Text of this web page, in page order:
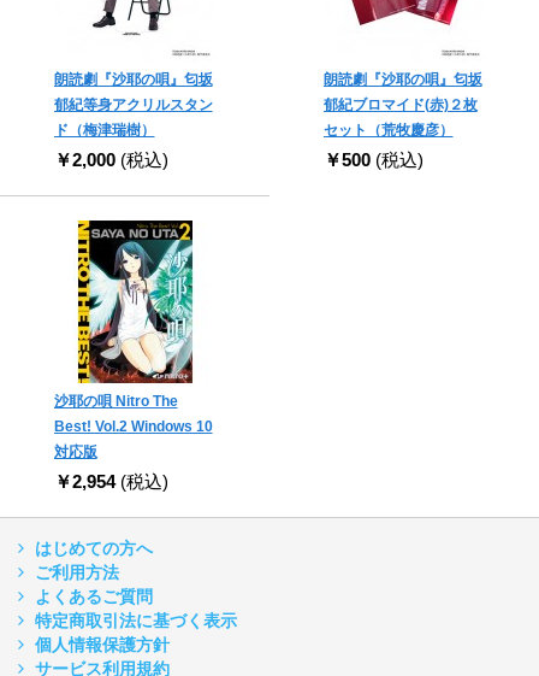
朗読劇『沙耶の唄』匂坂
郁紀等身アクリルスタン
ド（梅津瑞樹）
￥2,000 (税込)
朗読劇『沙耶の唄』匂坂
郁紀ブロマイド(赤)２枚
セット（荒牧慶彦）
￥500 (税込)
沙耶の唄 Nitro The
Best! Vol.2 Windows 10
対応版
￥2,954 (税込)
はじめての方へ
ご利用方法
よくあるご質問
特定商取引法に基づく表示
個人情報保護方針
サービス利用規約